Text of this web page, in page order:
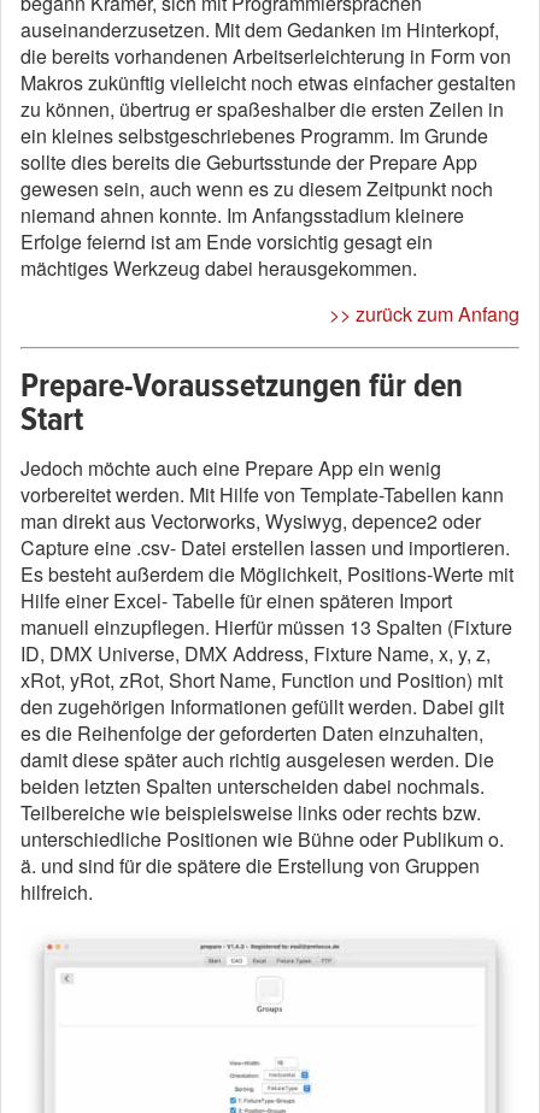
auseinanderzusetzen. Mit dem Gedanken im Hinterkopf,
die bereits vorhandenen Arbeitserleichterung in Form von
Makros zukünftig vielleicht noch etwas einfacher gestalten
zu können, übertrug er spaßeshalber die ersten Zeilen in
ein kleines selbstgeschriebenes Programm. Im Grunde
sollte dies bereits die Geburtsstunde der Prepare App
gewesen sein, auch wenn es zu diesem Zeitpunkt noch
niemand ahnen konnte. Im Anfangsstadium kleinere
Erfolge feiernd ist am Ende vorsichtig gesagt ein
mächtiges Werkzeug dabei herausgekommen.
>> zurück zum Anfang
Prepare-Voraussetzungen für den
Start
Jedoch möchte auch eine Prepare App ein wenig
vorbereitet werden. Mit Hilfe von Template-Tabellen kann
man direkt aus Vectorworks, Wysiwyg, depence2 oder
Capture eine .csv- Datei erstellen lassen und importieren.
Es besteht außerdem die Möglichkeit, Positions-Werte mit
Hilfe einer Excel- Tabelle für einen späteren Import
manuell einzupflegen. Hierfür müssen 13 Spalten (Fixture
ID, DMX Universe, DMX Address, Fixture Name, x, y, z,
xRot, yRot, zRot, Short Name, Function und Position) mit
den zugehörigen Informationen gefüllt werden. Dabei gilt
es die Reihenfolge der geforderten Daten einzuhalten,
damit diese später auch richtig ausgelesen werden. Die
beiden letzten Spalten unterscheiden dabei nochmals.
Teilbereiche wie beispielsweise links oder rechts bzw.
unterschiedliche Positionen wie Bühne oder Publikum o.
ä. und sind für die spätere die Erstellung von Gruppen
hilfreich.